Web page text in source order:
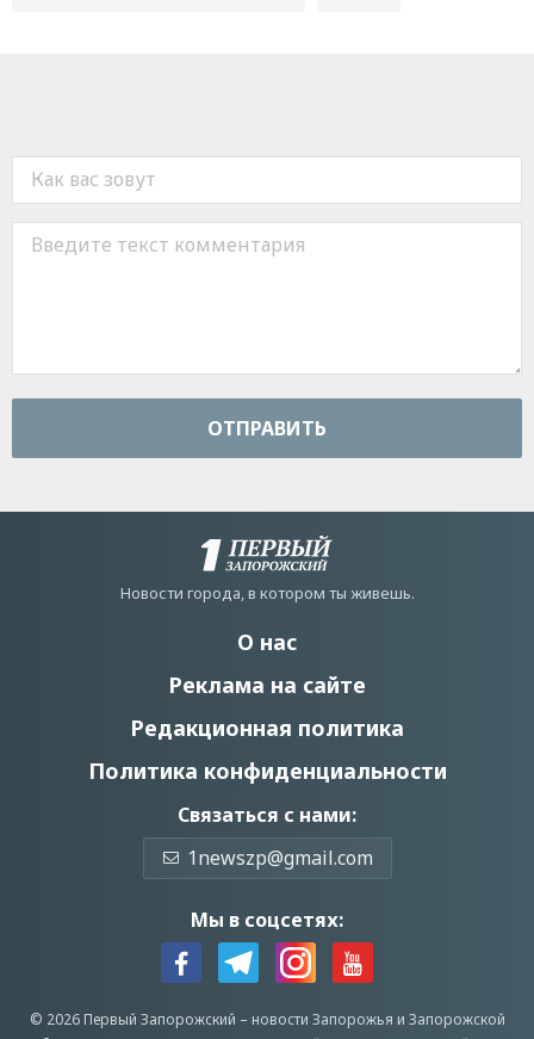
ОТПРАВИТЬ
Новости города, в котором ты живешь.
О нас
Реклама на сайте
Редакционная политика
Политика конфиденциальности
Связаться с нами:
1newszp@gmail.com
Мы в соцсетях:
© 2026 Первый Запорожский – новости Запорожья и Запорожской